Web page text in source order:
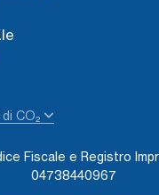
CO₂
Fiscale e Registro
04738440967